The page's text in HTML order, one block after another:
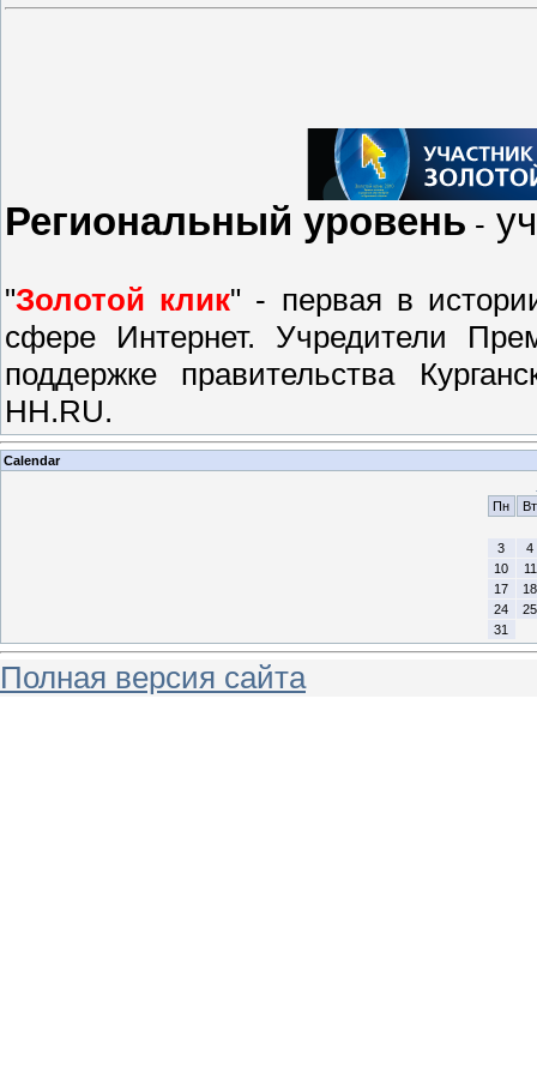
Региональный уровень -
"Золотой клик" - первая в
сфере Интернет. Учредители
поддержке правительства
HH.RU.
Calendar
Пн
Вт
3
4
10
11
17
18
24
25
31
Полная версия сайта